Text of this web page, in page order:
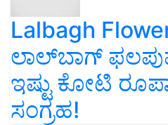
Lalbagh
ಲಾಲ್‌ಬಾಗ್
ಇಷ್ಟು ಕೋಟಿ
ಸಂಗ್ರಹ!